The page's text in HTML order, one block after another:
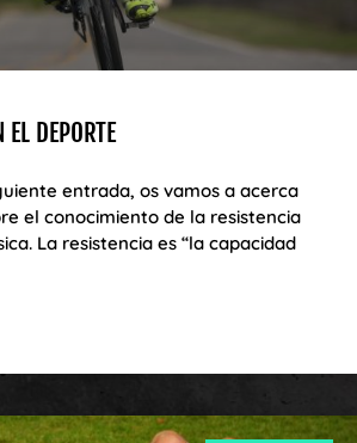
DEPORTE
entrada, os vamos a acerca
el conocimiento de la resistencia
La resistencia es “la capacidad